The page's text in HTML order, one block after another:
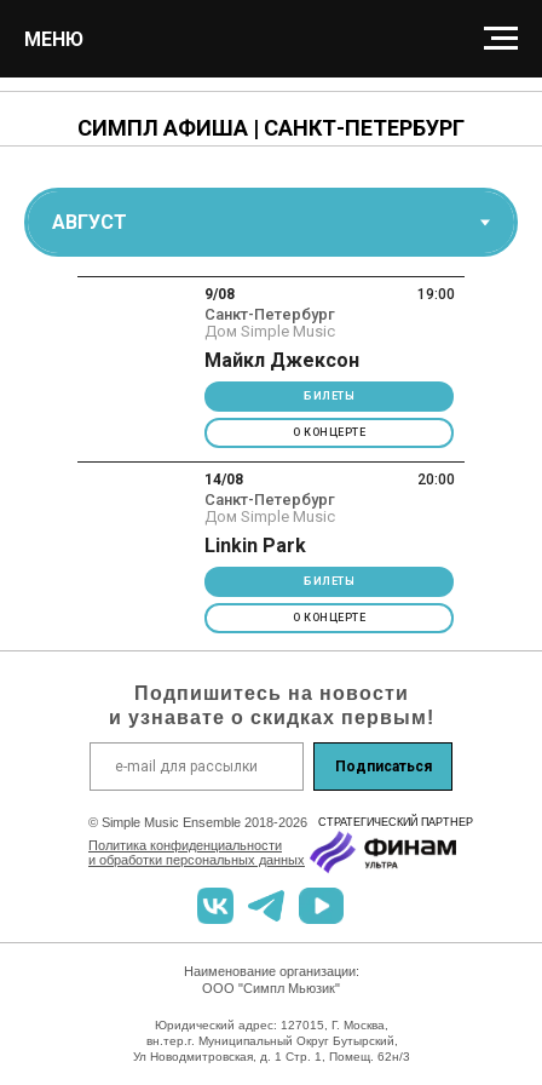
МЕНЮ
СИМПЛ АФИША | САНКТ-ПЕТЕРБУРГ
О КОНЦЕРТЕ
БИЛЕТЫ
Санкт-Петербург
Дом Simple Music
Майкл Джексон
19:00
9/08
О КОНЦЕРТЕ
БИЛЕТЫ
Санкт-Петербург
Дом Simple Music
Linkin Park
20:00
14/08
© Simple Music Ensemble 2018-2026
Подписаться
Подпишитесь на новости
и узнавате о скидках первым!
Политика конфиденциальности
и обработки персональных данных
Юридический адрес: 127015, Г. Москва,
вн.тер.г. Муниципальный Округ Бутырский,
Ул Новодмитровская, д. 1 Стр. 1, Помещ. 62н/3
Наименование организации:
ООО "Симпл Мьюзик"
СТРАТЕГИЧEСКИЙ ПАРТНЕР